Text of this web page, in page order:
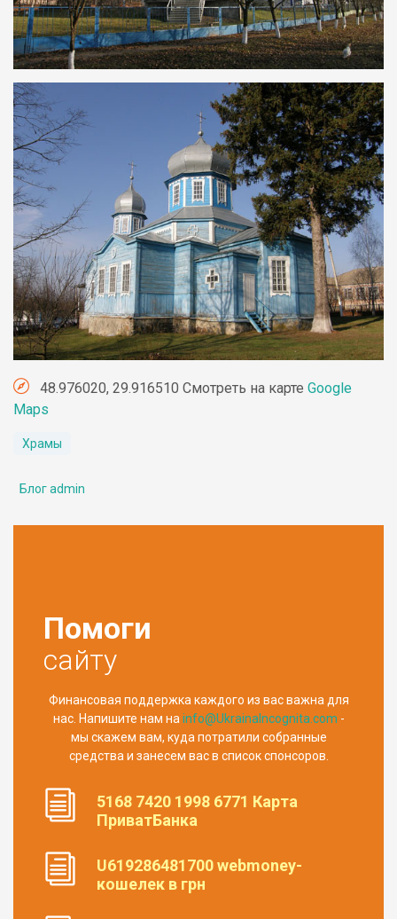
48.976020, 29.916510 Смотреть на карте Google
Maps
Храмы
Блог admin
Помоги
сайту
Финансовая поддержка каждого из вас важна для
нас. Напишите нам наinfo@UkrainaIncognita.com -
мы скажем вам, куда потратили собранные
средства и занесем вас в список спонсоров.
5168 7420 1998 6771 Карта
ПриватБанка
U619286481700 webmoney-
кошелек в грн